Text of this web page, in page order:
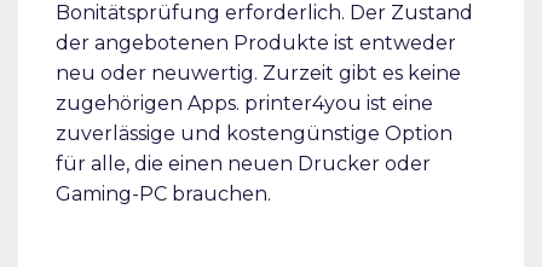
Bonitätsprüfung erforderlich. Der Zustand
der angebotenen Produkte ist entweder
neu oder neuwertig. Zurzeit gibt es keine
zugehörigen Apps. printer4you ist eine
zuverlässige und kostengünstige Option
für alle, die einen neuen Drucker oder
Gaming-PC brauchen.